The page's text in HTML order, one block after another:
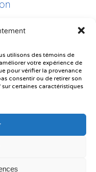
utilisons des témoins de
votre expérience de
pour vérifier la provenance
consentir ou de retirer son
certaines caractéristiques
l’élève